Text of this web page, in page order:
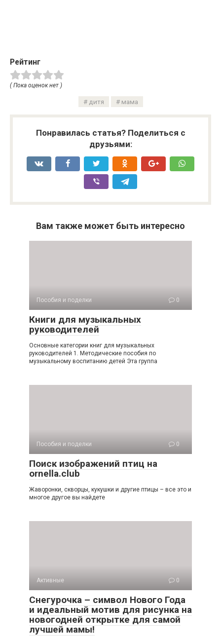
Рейтинг
( Пока оценок нет )
дитя мама
Понравилась статья? Поделиться с
друзьями:
Вам также может быть интересно
Пособия и поделки 0
Книги для музыкальных
руководителей
Основные категории книг для музыкальных
руководителей 1. Методические пособия по
музыкальному воспитанию детей Эта группа
Пособия и поделки 0
Поиск изображений птиц на
ornella.club
Жаворонки, скворцы, кукушки и другие птицы – все это и
многое другое вы найдете
Активные 0
Снегурочка – символ Нового Года
и идеальный мотив для рисунка на
новогодней открытке для самой
лучшей мамы!